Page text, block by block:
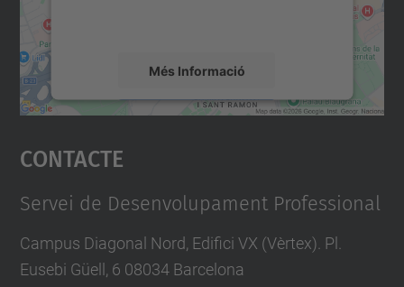
Més Informació
Accepta
powered by
Contacte
Servei de Desenvolupament Professional
Campus Diagonal Nord, Edifici VX (Vèrtex). Pl.
Eusebi Güell, 6 08034 Barcelona